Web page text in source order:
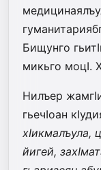
Бищунго
микьго моцI.
Нилъер
гьечIоан
хIикмалъула,
йигей,